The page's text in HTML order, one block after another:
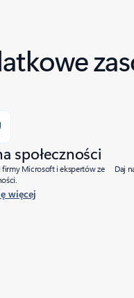
społeczności
Microsoft i ekspertów ze
więcej
Daj